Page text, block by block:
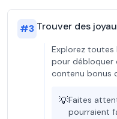
#3 Trouver des
Explorez toutes
pour débloquer
contenu bonus
💡Faites
pourraient